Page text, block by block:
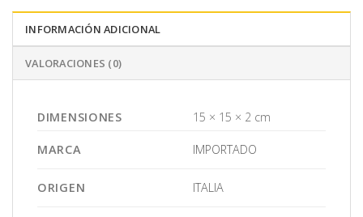
INFORMACIÓN ADICIONAL
VALORACIONES (0)
DIMENSIONES 15 × 15 × 2 cm
MARCA IMPORTADO
ORIGEN ITALIA